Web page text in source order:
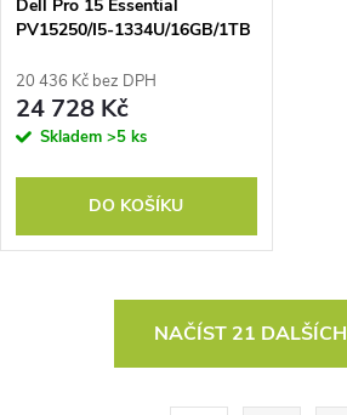
Dell Pro 15 Essential
PV15250/I5-1334U/16GB/1TB
UHD/FPR/3CELL/65W/WLAN/BCKLT
KB/W11PRO/3Y
PRSP/PLATINUM
20 436 Kč bez DPH
24 728 Kč
Skladem >5 ks
DO KOŠÍKU
NAČÍST 21 DALŠÍCH